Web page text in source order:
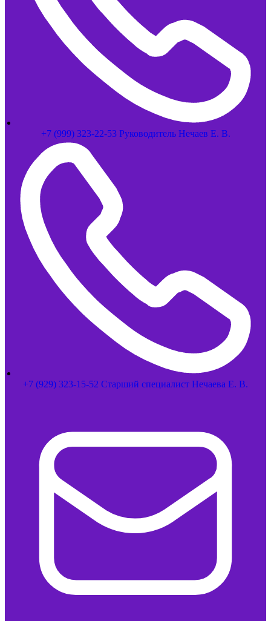
+7 (999) 323-22-53 Руководитель Нечаев Е. В.
+7 (929) 323-15-52 Старший специалист Нечаева Е. В.